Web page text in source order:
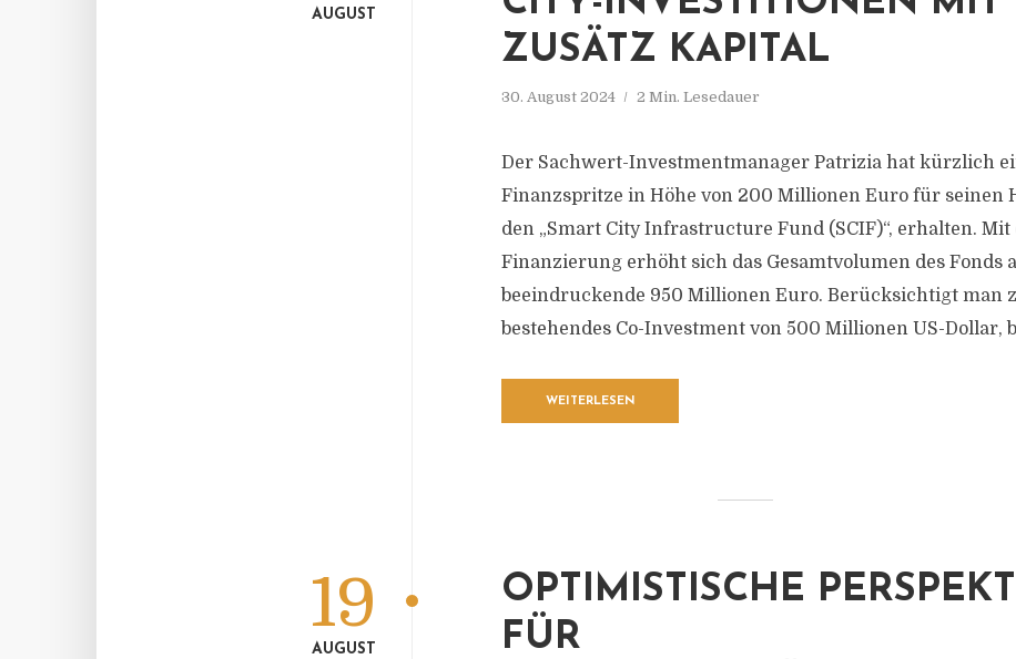
ZUSÄTZ KAPITAL
30. August 2024 2 Min. Lesedauer
AUGUST
Der Sachwert-Investmentmanager Patrizia hat kürzlich
Finanzspritze in Höhe von 200 Millionen Euro für seinen
den „Smart City Infrastructure Fund (SCIF)“, erhalten.
Finanzierung erhöht sich das Gesamtvolumen des Fonds
beeindruckende 950 Millionen Euro. Berücksichtigt man
bestehendes Co-Investment von 500 Millionen US-Dollar,
WEITERLESEN
OPTIMISTISCHE
FÜR
19
AUGUST